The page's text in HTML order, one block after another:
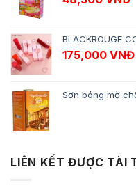
BLACKROUGE
175,000 VNĐ
Sơn bóng mờ
LIÊN KẾT ĐƯỢC TÀI